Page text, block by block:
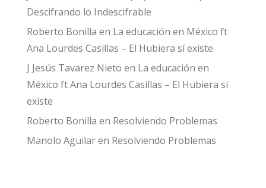
Descifrando lo Indescifrable
Roberto Bonilla en La educación en México ft
Ana Lourdes Casillas – El Hubiera sí existe
J Jesús Tavarez Nieto en La educación en
México ft Ana Lourdes Casillas – El Hubiera sí
existe
Roberto Bonilla en Resolviendo Problemas
Manolo Aguilaren Resolviendo Problemas